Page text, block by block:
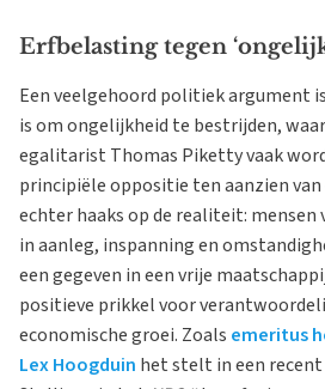
Erfbelasting tegen
Een veelgehoord politiek argument
is om ongelijkheid te bestrijden,
egalitarist Thomas Piketty vaak
principiële oppositie ten aanzien
echter haaks op de realiteit: mensen
in aanleg, inspanning en
een gegeven in een vrije
positieve prikkel voor
economische groei. Zoals emeritus
Lex Hoogduin het stelt in een